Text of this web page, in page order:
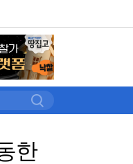
한